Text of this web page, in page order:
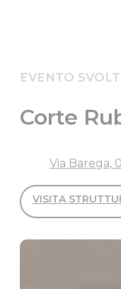
EVENTO
Corte
Via Barega,
VISITA